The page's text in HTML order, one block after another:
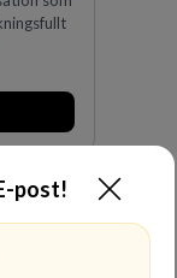
post!